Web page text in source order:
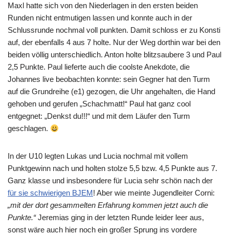
Maxl hatte sich von den Niederlagen in den ersten beiden
Runden nicht entmutigen lassen und konnte auch in der
Schlussrunde nochmal voll punkten. Damit schloss er zu Konsti
auf, der ebenfalls 4 aus 7 holte. Nur der Weg dorthin war bei den
beiden völlig unterschiedlich. Anton holte blitzsaubere 3 und Paul
2,5 Punkte. Paul lieferte auch die coolste Anekdote, die
Johannes live beobachten konnte: sein Gegner hat den Turm
auf die Grundreihe (e1) gezogen, die Uhr angehalten, die Hand
gehoben und gerufen „Schachmatt!“ Paul hat ganz cool
entgegnet: „Denkst du!!!“ und mit dem Läufer den Turm
geschlagen.
In der U10 legten Lukas und Lucia nochmal mit vollem
Punktgewinn nach und holten stolze 5,5 bzw. 4,5 Punkte aus 7.
Ganz klasse und insbesondere für Lucia sehr schön nach der
für sie schwierigen BJEM! Aber wie meinte Jugendleiter Corni:
„mit der dort gesammelten Erfahrung kommen jetzt auch die
Punkte.“Jeremias ging in der letzten Runde leider leer aus,
sonst wäre auch hier noch ein großer Sprung ins vordere